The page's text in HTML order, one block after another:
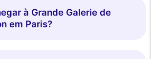
à Grande Galerie de
em Paris?